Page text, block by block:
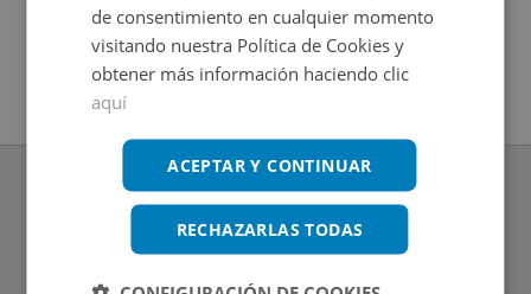
Oficina en venta en CERVANTES 51
Impuestos no incluidos
de consentimiento en cualquier momento
visitando nuestra Política de Cookies y
obtener más información haciendo clic
aquí
ACEPTAR Y CONTINUAR
RECHAZARLAS TODAS